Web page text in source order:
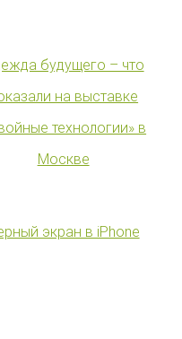
будущего – что
на выставке
технологии» в
Москве
экран в iPhone